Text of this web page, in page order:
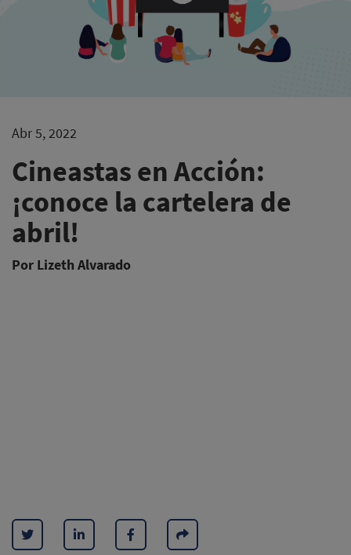
Abr 5, 2022
Cineastas en Acción:
¡conoce la cartelera de
abril!
Por Lizeth Alvarado